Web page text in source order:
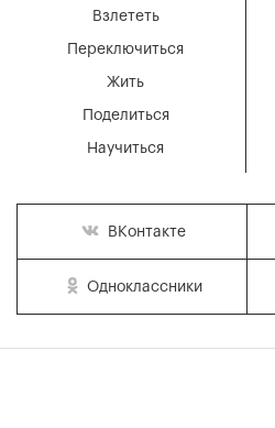
Взлететь
Переключиться
Жить
Поделиться
Научиться
ВКонтакте
Одноклассники